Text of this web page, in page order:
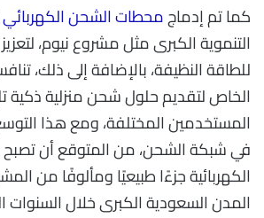
كما تم إدماجمحطات الشحن الكهربائي
التنموية الكبرى مثل مشروع نيوم، لتعزيز
للطاقة النظيفة، بالإضافة إلى ذلك،
الخاص لتقديم حلول شحن منزلية ذكية
المستخدمين المختلفة، ومع هذا
في شبكة الشحن، من المتوقع أن
الكهربائية جزءًا طبيعيًا ومألوفًا من
المدن السعودية الكبرى خلال السنوات